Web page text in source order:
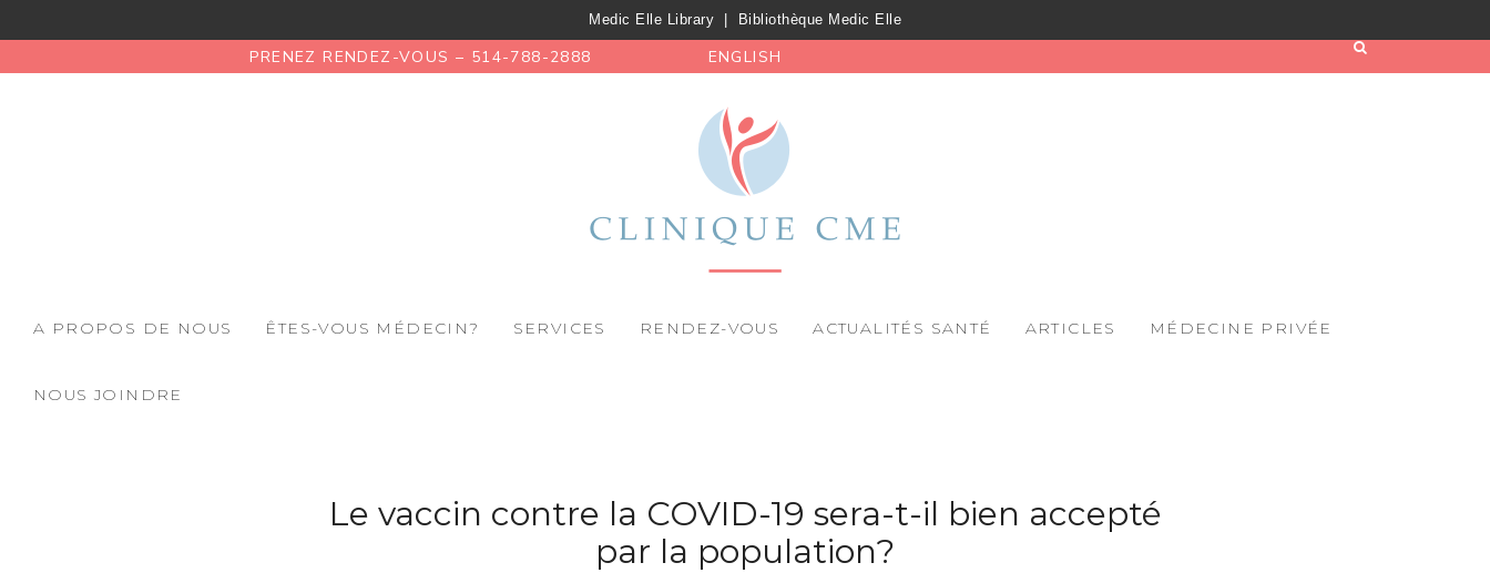
Medic Elle Library Bibliothèque Medic Elle
PRENEZ RENDEZ-VOUS – 514-788-2888 ENGLISH
A PROPOS DE NOUS ÊTES-VOUS MÉDECIN? SERVICES RENDEZ-VOUS ACTUALITÉS SANTÉ ARTICLES MÉDECINE PRIVÉE
NOUS JOINDRE
Le vaccin contre la COVID-19 sera-t-il bien accepté
par la population?